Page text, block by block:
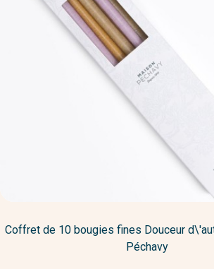
Coffret de 10 bougies fines Douceur
Péchavy